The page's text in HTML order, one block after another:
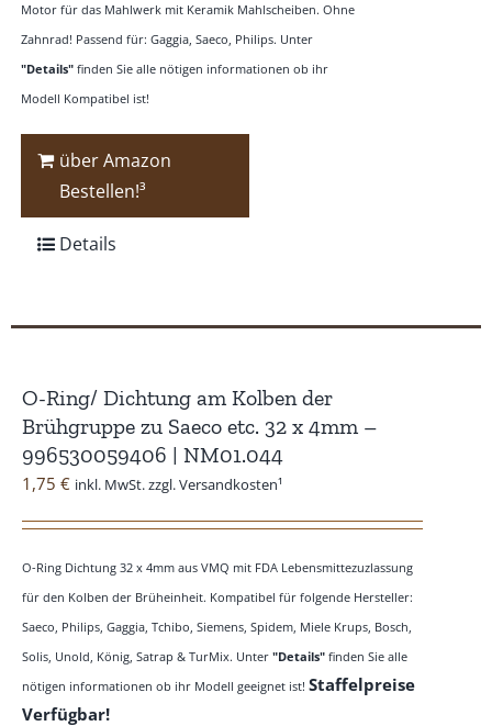
Motor für das Mahlwerk mit Keramik Mahlscheiben. Ohne
Zahnrad! Passend für: Gaggia, Saeco, Philips. Unter
"Details"finden Sie alle nötigen informationen ob ihr
Modell Kompatibel ist!
über Amazon
Bestellen!³
Details
O-Ring/ Dichtung am Kolben der
Brühgruppe zu Saeco etc. 32 x 4mm –
996530059406 | NM01.044
1,75 € inkl. MwSt. zzgl. Versandkosten¹
O-Ring Dichtung 32 x 4mm aus VMQ mit FDA Lebensmittezuzlassung
für den Kolben der Brüheinheit. Kompatibel für folgende Hersteller:
Saeco, Philips, Gaggia, Tchibo, Siemens, Spidem, Miele Krups, Bosch,
Solis, Unold, König, Satrap & TurMix. Unter "Details" finden Sie alle
nötigen informationen ob ihr Modell geeignet ist! Staffelpreise
Verfügbar!